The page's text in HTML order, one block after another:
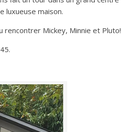
luxueuse maison.
rencontrer Mickey, Minnie et Pluto!